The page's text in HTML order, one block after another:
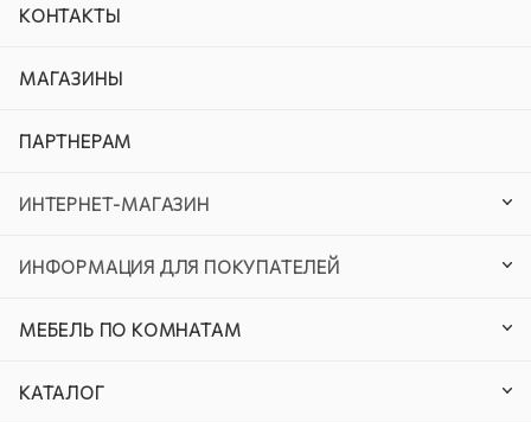
КОНТАКТЫ
МАГАЗИНЫ
ПАРТНЕРАМ
ИНТЕРНЕТ-МАГАЗИН
ИНФОРМАЦИЯ ДЛЯ ПОКУПАТЕЛЕЙ
МЕБЕЛЬ ПО КОМНАТАМ
КАТАЛОГ